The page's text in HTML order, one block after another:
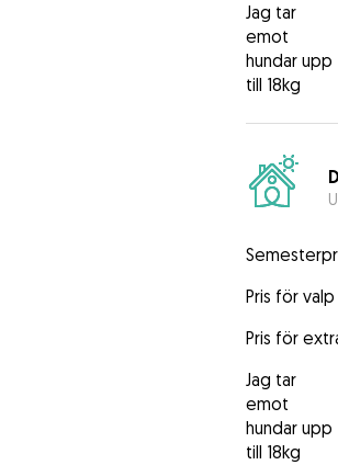
Jag tar
emot
hundar upp
till 18kg
Pris för valp
Pris för
Jag tar
emot
hundar upp
till 18kg